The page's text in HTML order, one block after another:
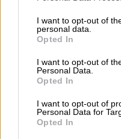
not limited to your visit or
grant or deny consent to
use your data for below
consent section.
I want to opt-out of
personal data.
Opted In
I want to opt-out of
Personal Data.
Opted In
I want to opt-out of
Personal Data for
Opted In